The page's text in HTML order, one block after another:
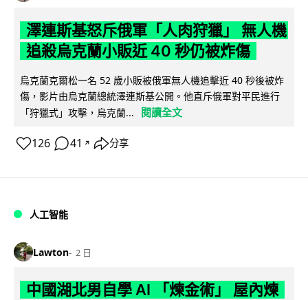
澤連斯基怒斥俄軍「人肉狩獵」 無人機
追殺烏克蘭小販近 40 秒仍被炸傷
烏克蘭克爾松一名 52 歲小販被俄軍無人機追擊近 40 秒後被炸
傷，影片由烏克蘭總統澤連斯基公開。他直斥俄軍對平民進行
「狩獵式」攻擊，烏克蘭...
閱讀全文
126 41 ↗ 分享
人工智能
Lawton 2 日
中國湖北男自學 AI 「煉金術」 屋內煉